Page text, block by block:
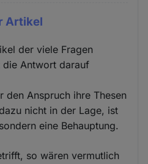
Artikel
der viele Fragen
Antwort darauf
den Anspruch ihre Thesen
nicht in der Lage, ist
eine Behauptung.
so wären vermutlich